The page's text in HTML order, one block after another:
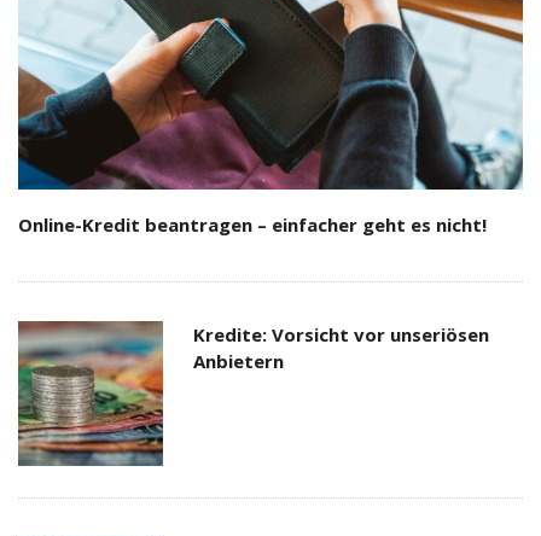
Online-Kredit beantragen – einfacher geht es nicht!
Kredite: Vorsicht vor unseriösen
Anbietern